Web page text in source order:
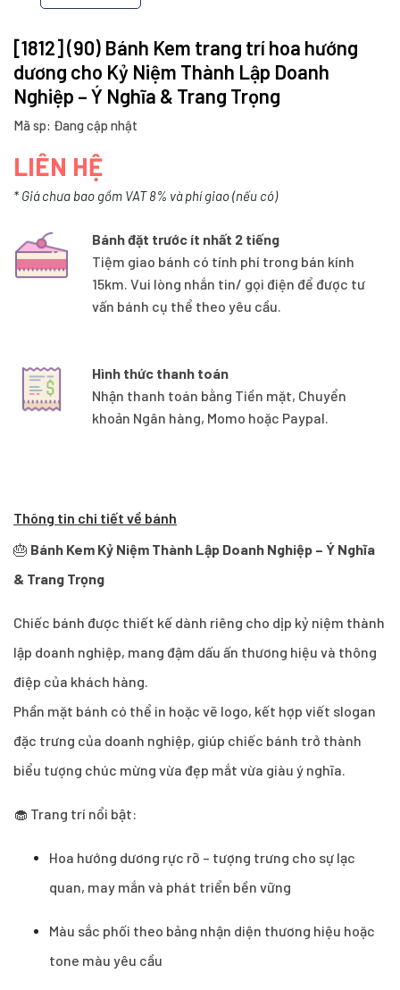
[1812] (90) Bánh Kem trang trí hoa hướng
dương cho Kỷ Niệm Thành Lập Doanh
Nghiệp – Ý Nghĩa & Trang Trọng
Mã sp: Đang cập nhật
LIÊN HỆ
* Giá chưa bao gồm VAT 8% và phí giao (nếu có)
Bánh đặt trước ít nhất 2 tiếng
Tiệm giao bánh có tính phí trong bán kính
15km. Vui lòng nhắn tin/ gọi điện để được tư
vấn bánh cụ thể theo yêu cầu.
Hình thức thanh toán
Nhận thanh toán bằng Tiền mặt, Chuyển
khoản Ngân hàng, Momo hoặc Paypal.
Thông tin chi tiết về bánh
🎂 Bánh Kem Kỷ Niệm Thành Lập Doanh Nghiệp – Ý Nghĩa
& Trang Trọng
Chiếc bánh được thiết kế dành riêng cho dịp kỷ niệm thành
lập doanh nghiệp, mang đậm dấu ấn thương hiệu và thông
điệp của khách hàng.
Phần mặt bánh có thể in hoặc vẽ logo, kết hợp viết slogan
đặc trưng của doanh nghiệp, giúp chiếc bánh trở thành
biểu tượng chúc mừng vừa đẹp mắt vừa giàu ý nghĩa.
🧁 Trang trí nổi bật:
Hoa hướng dương rực rỡ – tượng trưng cho sự lạc
quan, may mắn và phát triển bền vững
Màu sắc phối theo bảng nhận diện thương hiệu hoặc
tone màu yêu cầu